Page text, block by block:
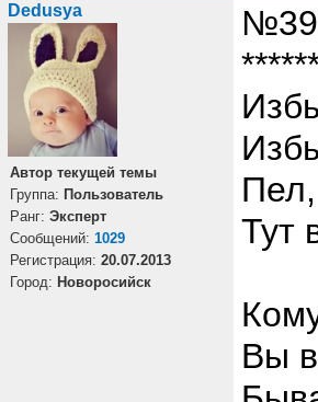
Dedusya
Автор текущей темы
Группа: Пользователь
Ранг: Эксперт
Cообщений: 1029
Регистрация: 20.07.2013
Город: Новоросийск
Пел,
Тут
Вы